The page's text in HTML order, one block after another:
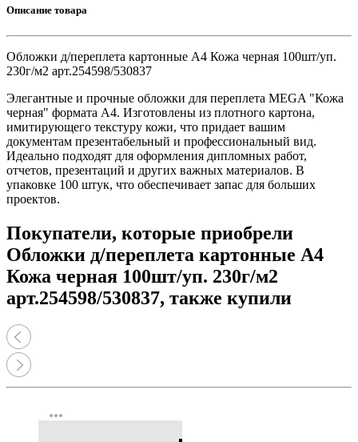
Описание товара
Обложки д/переплета картонные А4 Кожа черная 100шт/уп.
230г/м2 арт.254598/530837
Элегантные и прочные обложки для переплета MEGA "Кожа
черная" формата А4. Изготовлены из плотного картона,
имитирующего текстуру кожи, что придает вашим
документам презентабельный и профессиональный вид.
Идеально подходят для оформления дипломных работ,
отчетов, презентаций и других важных материалов. В
упаковке 100 штук, что обеспечивает запас для больших
проектов.
Покупатели, которые приобрели
Обложки д/переплета картонные А4
Кожа черная 100шт/уп. 230г/м2
арт.254598/530837, также купили
more_horiz